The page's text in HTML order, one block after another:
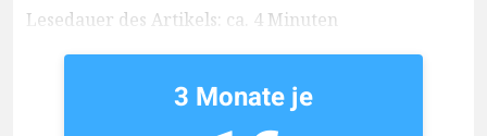
Lesedauer des Artikels: ca. 4 Minuten
3 Monate je